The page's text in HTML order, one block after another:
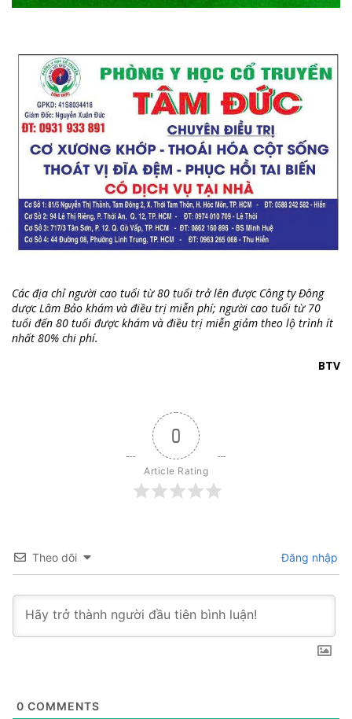
Các địa chỉ người cao tuổi từ 80 tuổi trở lên được Công ty Đông
dược Lâm Bảo khám và điều trị miễn phí; người cao tuổi từ 70
tuổi đến 80 tuổi được khám và điều trị miễn giảm theo lộ trình ít
nhất 80% chi phí.
BTV
0
Article Rating
Theo dõi Đăng nhập
0 COMMENTS